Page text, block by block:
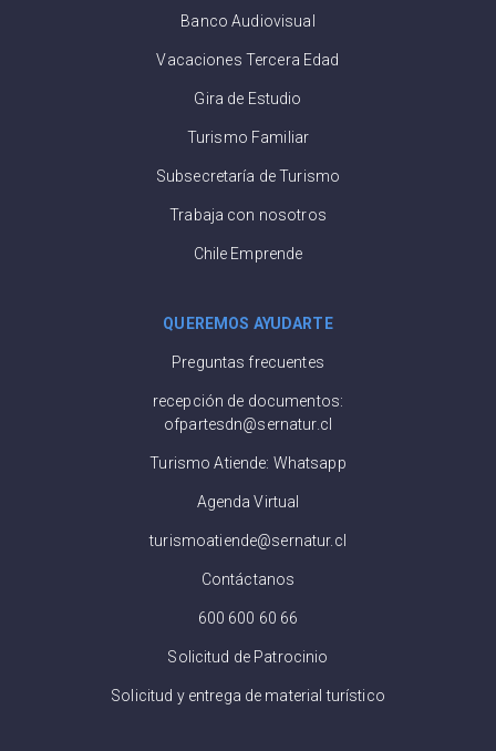
Banco Audiovisual
Vacaciones Tercera Edad
Gira de Estudio
Turismo Familiar
Subsecretaría de Turismo
Trabaja con nosotros
Chile Emprende
QUEREMOS AYUDARTE
Preguntas frecuentes
recepción de documentos:
ofpartesdn@sernatur.cl
Turismo Atiende: Whatsapp
Agenda Virtual
turismoatiende@sernatur.cl
Contáctanos
600 600 60 66
Solicitud de Patrocinio
Solicitud y entrega de material turístico